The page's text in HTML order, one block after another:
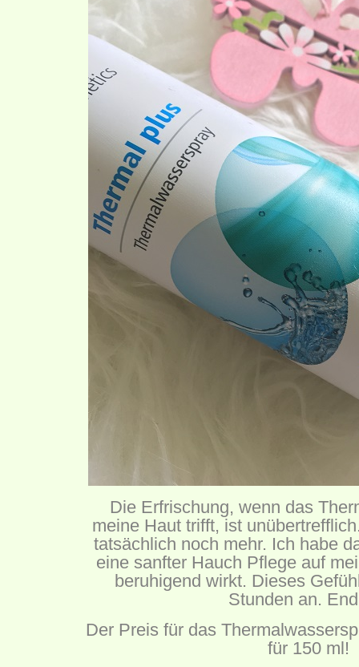
Die Erfrischung, wenn das
meine Haut trifft, ist
tatsächlich noch mehr. Ich habe
eine sanfter Hauch Pflege auf
beruhigend wirkt. Dieses
Stunden an.
Der Preis für das
für 150 ml!